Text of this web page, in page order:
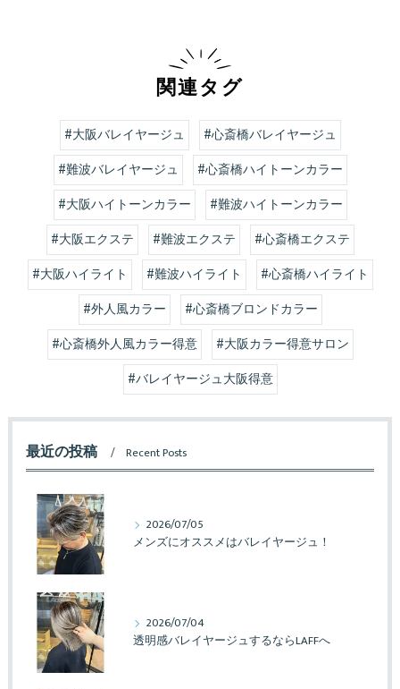
関連タグ
#大阪バレイヤージュ
#心斎橋バレイヤージュ
#難波バレイヤージュ
#心斎橋ハイトーンカラー
#大阪ハイトーンカラー
#難波ハイトーンカラー
#大阪エクステ
#難波エクステ
#心斎橋エクステ
#大阪ハイライト
#難波ハイライト
#心斎橋ハイライト
#外人風カラー
#心斎橋ブロンドカラー
#心斎橋外人風カラー得意
#大阪カラー得意サロン
#バレイヤージュ大阪得意
最近の投稿 Recent Posts
2026/07/05
メンズにオススメはバレイヤージュ！
2026/07/04
透明感バレイヤージュするならLAFFへ